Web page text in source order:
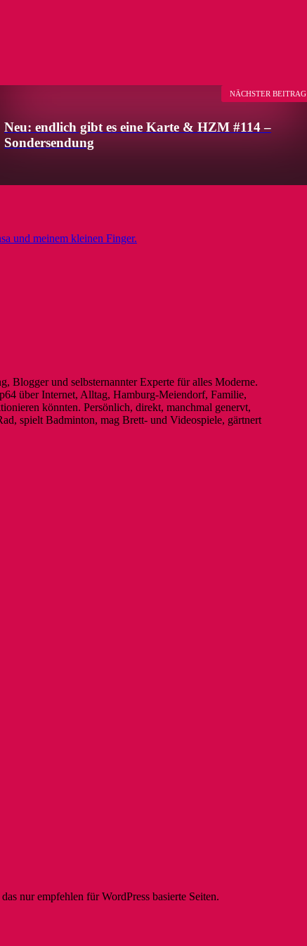
Neu: endlich gibt es eine Karte & HZM #114 –
Sondersendung
NÄCHSTER BEITRAG
und meinem kleinen Finger.
Blogger und selbsternannter Experte für alles Moderne.
über Internet, Alltag, Hamburg-Meiendorf, Familie,
könnten. Persönlich, direkt, manchmal genervt,
spielt Badminton, mag Brett- und Videospiele, gärtnert
nur empfehlen für WordPress basierte Seiten.